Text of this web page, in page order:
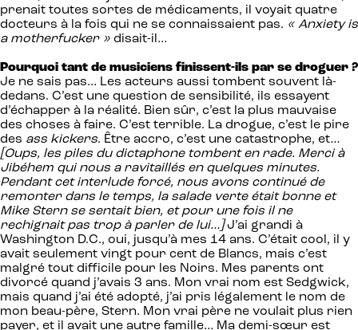
prenait toutes sortes de médicaments, il voyait quatre
docteurs à la fois qui ne se connaissaient pas. « Anxiety is
a motherfucker » disait-il…
Pourquoi tant de musiciens finissent-ils par se droguer ?
Je ne sais pas… Les acteurs aussi tombent souvent là-
dedans. C’est une question de sensibilité, ils essayent
d’échapper à la réalité. Bien sûr, c’est la plus mauvaise
des choses à faire. C’est terrible. La drogue, c’est le pire
des ass kickers. Être accro, c’est une catastrophe, et…
[Oups, les piles du dictaphone tombent en rade. Merci à
Jibéhem qui nous a ravitaillés en quelques minutes.
Pendant cet interlude forcé, nous avons continué de
remonter dans le temps, la salade verte était bonne et
Mike Stern se sentait bien, et pour une fois il ne
rechignait pas trop à parler de lui…]J’ai grandi à
Washington D.C., oui, jusqu’à mes 14 ans. C’était cool, il y
avait seulement vingt pour cent de Blancs, mais c’est
malgré tout difficile pour les Noirs. Mes parents ont
divorcé quand j’avais 3 ans. Mon vrai nom est Sedgwick,
mais quand j’ai été adopté, j’ai pris légalement le nom de
mon beau-père, Stern. Mon vrai père ne voulait plus rien
payer, et il avait une autre famille… Ma demi-sœur est